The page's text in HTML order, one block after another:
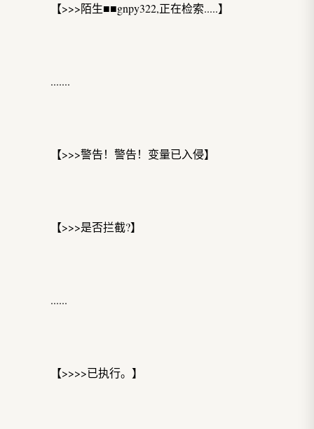
【>>>陌生■■gnpy322,正在检索.....】
.......
【>>>警告！警告！变量已入侵】
【>>>是否拦截?】
......
【>>>>已执行。】